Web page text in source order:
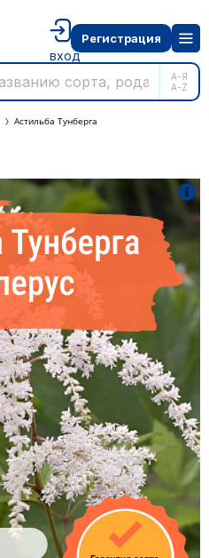
А-Я
A-Z
вход
Регистрация
Астильба Тунберга